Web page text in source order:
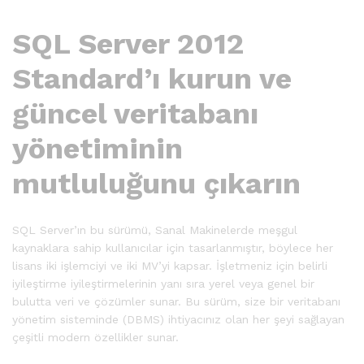
SQL Server 2012
Standard’ı kurun ve
güncel veritabanı
yönetiminin
mutluluğunu çıkarın
SQL Server’ın bu sürümü, Sanal Makinelerde meşgul
kaynaklara sahip kullanıcılar için tasarlanmıştır, böylece her
lisans iki işlemciyi ve iki MV’yi kapsar. İşletmeniz için belirli
iyileştirme iyileştirmelerinin yanı sıra yerel veya genel bir
bulutta veri ve çözümler sunar. Bu sürüm, size bir veritabanı
yönetim sisteminde (DBMS) ihtiyacınız olan her şeyi sağlayan
çeşitli modern özellikler sunar.